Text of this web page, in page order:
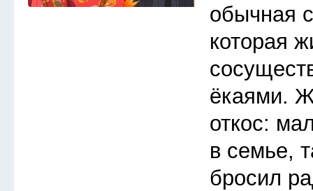
обычная
которая
ёкаями.
откос:
в семье,
бросил